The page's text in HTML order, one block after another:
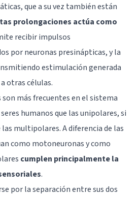
que a su vez también están
prolongaciones actúa como
recibir impulsos
por neuronas presinápticas, y la
estimulación generada
otras células.
más frecuentes en el sistema
humanos que las unipolares, si
multipolares. A diferencia de las
como motoneuronas y como
cumplen principalmente la
.
por la separación entre sus dos